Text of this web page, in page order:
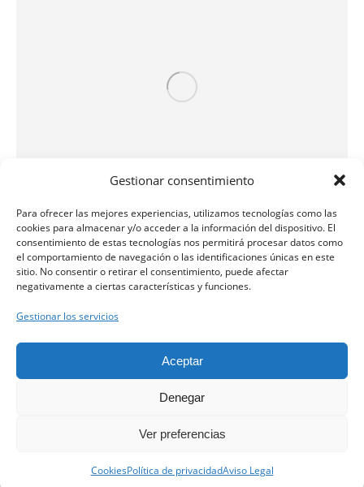
Gestionar consentimiento
Para ofrecer las mejores experiencias, utilizamos tecnologías como las
cookies para almacenar y/o acceder a la información del dispositivo. El
consentimiento de estas tecnologías nos permitirá procesar datos como
el comportamiento de navegación o las identificaciones únicas en este
sitio. No consentir o retirar el consentimiento, puede afectar
negativamente a ciertas características y funciones.
Gestionar los servicios
Aceptar
Denegar
Ver preferencias
CookiesPolítica de privacidadAviso Legal
Equipo de Rehabilitación Vestibular
Clínica Clarós ©
Aviso Legal
Política de Privacidad